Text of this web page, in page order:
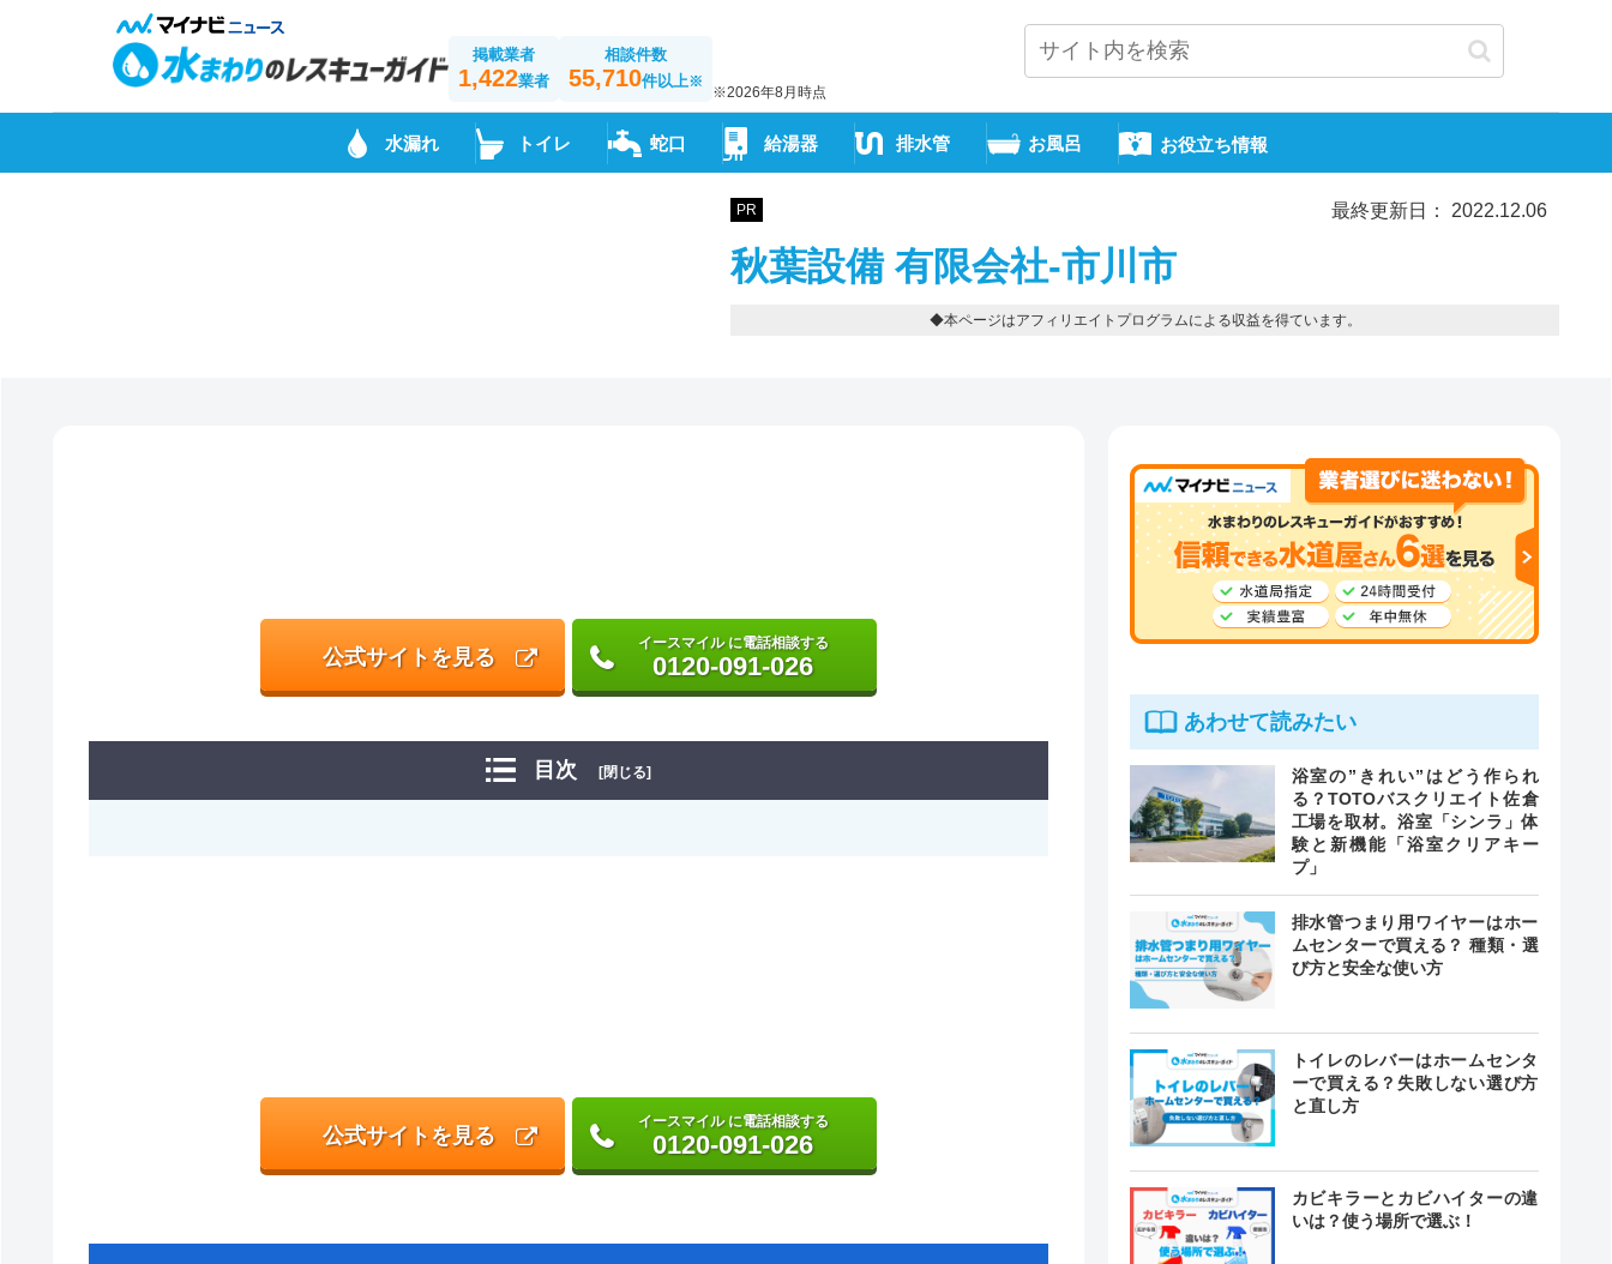
掲載業者
1,422業者
相談件数
55,710件以上※
※2026年8月時点
水漏れ トイレ 蛇口 給湯器 排水管 お風呂 お役立ち情報
PR 最終更新日： 2022.12.06
秋葉設備 有限会社-市川市
◆本ページはアフィリエイトプログラムによる収益を得ています。
公式サイトを見る
イースマイル に電話相談する
0120-091-026
目次 [閉じる]
公式サイトを見る
イースマイル に電話相談する
0120-091-026
あわせて読みたい
浴室の”きれい”はどう作られ
る？TOTOバスクリエイト佐倉
工場を取材。浴室「シンラ」体
験と新機能「浴室クリアキー
プ」
排水管つまり用ワイヤーはホー
ムセンターで買える？ 種類・選
び方と安全な使い方
トイレのレバーはホームセンタ
ーで買える？失敗しない選び方
と直し方
カビキラーとカビハイターの違
いは？使う場所で選ぶ！